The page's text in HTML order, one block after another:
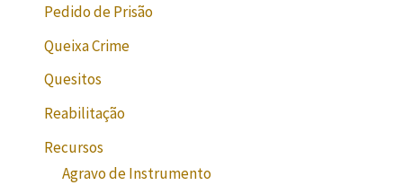
Pedido de Prisão
Queixa Crime
Quesitos
Reabilitação
Recursos
Agravo de Instrumento